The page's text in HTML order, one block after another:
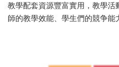
教學配套資源豐富實用，教學
師的教學效能、學生們的競争能